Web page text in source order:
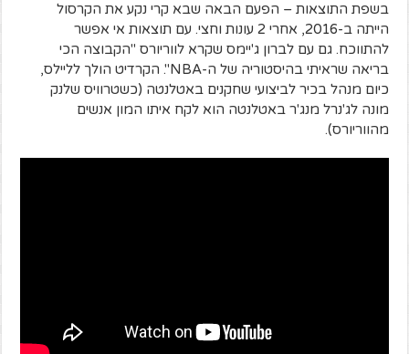
בשפת התוצאות – הפעם הבאה שבא קרי נקע את הקרסול
הייתה ב-2016, אחרי 2 עונות וחצי. עם תוצאות אי אפשר
להתווכח. גם עם לברון ג'יימס שקרא לווריורס "הקבוצה הכי
בריאה שראיתי בהיסטוריה של ה-NBA". הקרדיט הולך לליילס,
כיום מנהל בכיר לביצועי שחקנים באטלנטה (כשטרוויס שלנק
מונה לג'נרל מנג'ר באטלנטה הוא לקח איתו המון אנשים
מהווריורס).